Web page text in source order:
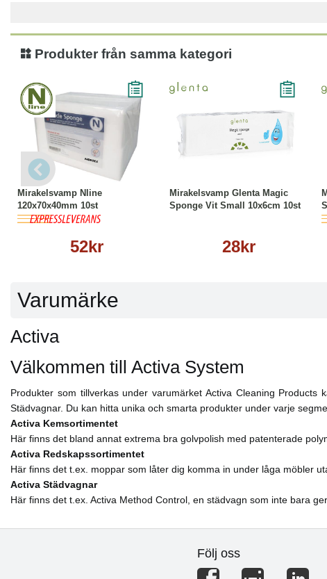
Produkter från samma kategori
Mirakelsvamp Nline
120x70x40mm 10st
52kr
Köp Läs mer
Mirakelsvamp Glenta Magic
Sponge Vit Small 10x6cm 10st
28kr
Varumärke
Activa
Välkommen till Activa System
Produkter som tillverkas under varumärket Activa Cleaning
Städvagnar. Du kan hitta unika och smarta produkter under varje
Activa Kemsortimentet
Här finns det bland annat extrema bra golvpolish med patenterade
Activa Redskapssortimentet
Här finns det t.ex. moppar som låter dig komma in under låga möbler
Activa Städvagnar
Här finns det t.ex. Activa Method Control, en städvagn som inte bara
Följ oss